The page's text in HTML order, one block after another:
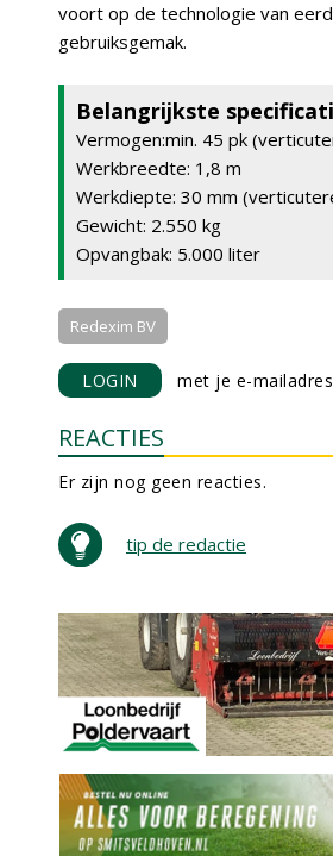
voort op de technologie van
gebruiksgemak.
Belangrijkste
Vermogen:min. 45 pk
Werkbreedte: 1,8 m
Werkdiepte: 30 mm
Gewicht: 2.550 kg
Opvangbak: 5.000 liter
Redexim BV
LOGIN met je e-mailadres
REACTIES
Er zijn nog geen reacties.
tip de redactie